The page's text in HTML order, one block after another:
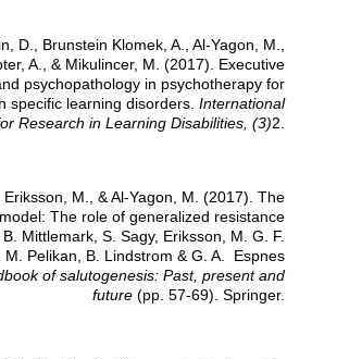
D., Brunstein Klomek, A., Al-Yagon, M.,
A., & Mikulincer, M. (2017). Executive
psychopathology in psychotherapy for
specific learning disorders. International
Research in Learning Disabilities, (3)2.
Eriksson, M., & Al-Yagon, M. (2017). The
The role of generalized resistance
Mittlemark, S. Sagy, Eriksson, M. G. F.
M. Pelikan, B. Lindstrom & G. A. Espnes
of salutogenesis: Past, present and
future (pp. 57-69). Springer.